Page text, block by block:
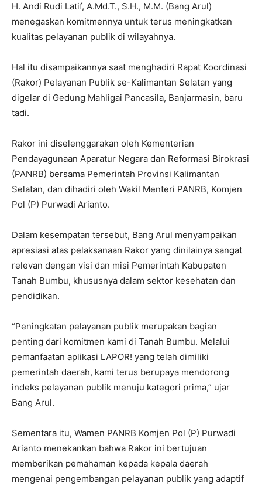
H. Andi Rudi Latif, A.Md.T., S.H., M.M. (Bang Arul)
menegaskan komitmennya untuk terus meningkatkan
kualitas pelayanan publik di wilayahnya.
Hal itu disampaikannya saat menghadiri Rapat Koordinasi
(Rakor) Pelayanan Publik se-Kalimantan Selatan yang
digelar di Gedung Mahligai Pancasila, Banjarmasin, baru
tadi.
Rakor ini diselenggarakan oleh Kementerian
Pendayagunaan Aparatur Negara dan Reformasi Birokrasi
(PANRB) bersama Pemerintah Provinsi Kalimantan
Selatan, dan dihadiri oleh Wakil Menteri PANRB, Komjen
Pol (P) Purwadi Arianto.
Dalam kesempatan tersebut, Bang Arul menyampaikan
apresiasi atas pelaksanaan Rakor yang dinilainya sangat
relevan dengan visi dan misi Pemerintah Kabupaten
Tanah Bumbu, khususnya dalam sektor kesehatan dan
pendidikan.
“Peningkatan pelayanan publik merupakan bagian
penting dari komitmen kami di Tanah Bumbu. Melalui
pemanfaatan aplikasi LAPOR! yang telah dimiliki
pemerintah daerah, kami terus berupaya mendorong
indeks pelayanan publik menuju kategori prima,” ujar
Bang Arul.
Sementara itu, Wamen PANRB Komjen Pol (P) Purwadi
Arianto menekankan bahwa Rakor ini bertujuan
memberikan pemahaman kepada kepala daerah
mengenai pengembangan pelayanan publik yang adaptif